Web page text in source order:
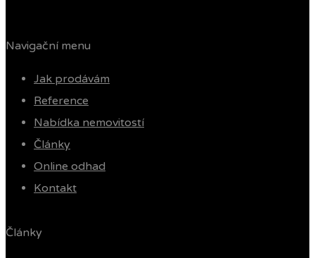
Navigační menu
Jak prodávám
Reference
Nabídka nemovitostí
Články
Online odhad
Kontakt
Články